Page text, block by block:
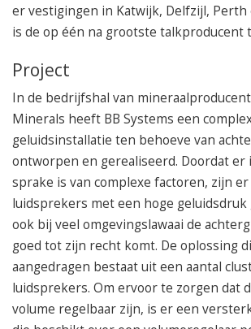
er vestigingen in Katwijk, Delfzijl,
is de op één na grootste talkproducent
Project
In de bedrijfshal van
Minerals heeft BB Systems een
geluidsinstallatie ten behoeve van
ontworpen en gerealiseerd. Doordat er
sprake is van complexe factoren, zijn
luidsprekers met een hoge geluidsdruk
ook bij veel omgevingslawaai de
goed tot zijn recht komt. De oplossing
aangedragen bestaat uit een aantal
luidsprekers. Om ervoor te zorgen dat
volume regelbaar zijn, is er een